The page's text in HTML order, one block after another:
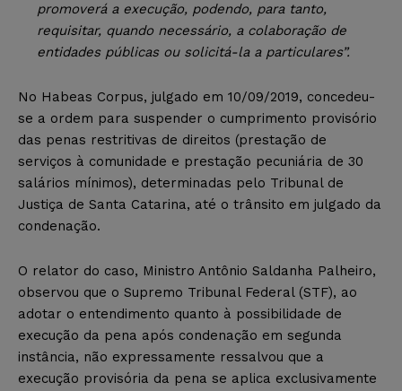
promoverá a execução, podendo, para tanto,
requisitar, quando necessário, a colaboração de
entidades públicas ou solicitá-la a particulares”.
No Habeas Corpus, julgado em 10/09/2019, concedeu-
se a ordem para suspender o cumprimento provisório
das penas restritivas de direitos (prestação de
serviços à comunidade e prestação pecuniária de 30
salários mínimos), determinadas pelo Tribunal de
Justiça de Santa Catarina, até o trânsito em julgado da
condenação.
O relator do caso, Ministro Antônio Saldanha Palheiro,
observou que o Supremo Tribunal Federal (STF), ao
adotar o entendimento quanto à possibilidade de
execução da pena após condenação em segunda
instância, não expressamente ressalvou que a
execução provisória da pena se aplica exclusivamente